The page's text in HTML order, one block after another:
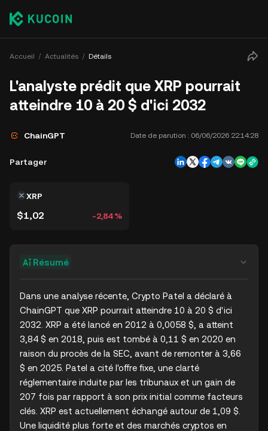
Accueil Actualités Détails
L'analyste prédit que XRP pourrait
atteindre 10 à 20 $ d'ici 2032
ChainGPT Date de parution : 06/06/2026 22:14:28
Partager
XRP
$1,02 -2,84 %
Résumé
Dans une analyse récente, Crypto Patel a déclaré à
ChainGPT que XRP pourrait atteindre 10 à 20 $ d'ici
2032. XRP a été lancé en 2012 à 0,0058 $, a atteint
3,84 $ en 2018, puis est tombé à 0,11 $ en 2020 en
raison du procès de la SEC, avant de remonter à 3,66
$ en 2025. Patel a cité l'offre fixe, une clarté
réglementaire induite par les tribunaux et un gain de
207 fois par rapport à son prix initial comme facteurs
clés. XRP est actuellement échangé autour de 1,09 $.
Une liquidité plus forte et des marchés cryptos en